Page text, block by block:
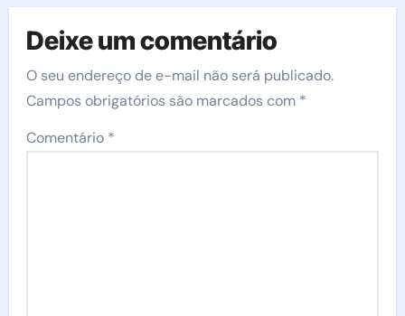
Deixe um comentário
O seu endereço de e-mail não será publicado.
Campos obrigatórios são marcados com *
Comentário *